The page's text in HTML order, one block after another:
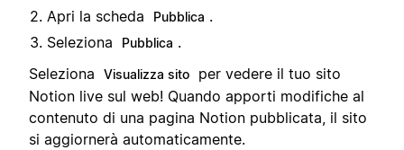
Apri la scheda
Pubblica .
Seleziona
Pubblica .
Seleziona
Visualizza sito
per vedere il tuo sito
Notion live sul web! Quando apporti modifiche al
contenuto di una pagina Notion pubblicata, il sito
si aggiornerà automaticamente.